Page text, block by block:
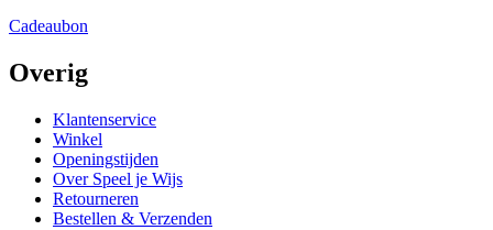
Cadeaubon
Overig
Klantenservice
Winkel
Openingstijden
Over Speel je Wijs
Retourneren
Bestellen & Verzenden